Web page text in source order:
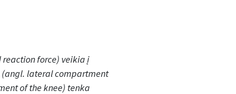
reaction force) veikia į
(angl. lateral compartment
of the knee) tenka